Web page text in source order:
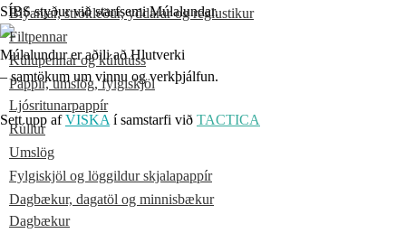
Blýantar, strokleður, yddarar og reglustikur
Filtpennar
Kúlupennar og kúlutúss
Pappír, umslög, fylgiskjöl
Ljósritunarpappír
Rúllur
Umslög
Fylgiskjöl og löggildur skjalapappír
Dagbækur, dagatöl og minnisbækur
Dagbækur
SÍBS styður við starfsemi Múlalundar.
Múlalundur er aðili að Hlutverki
– samtökum um vinnu og verkþjálfun.
Sett upp afVISKA í samstarfi við TACTICA